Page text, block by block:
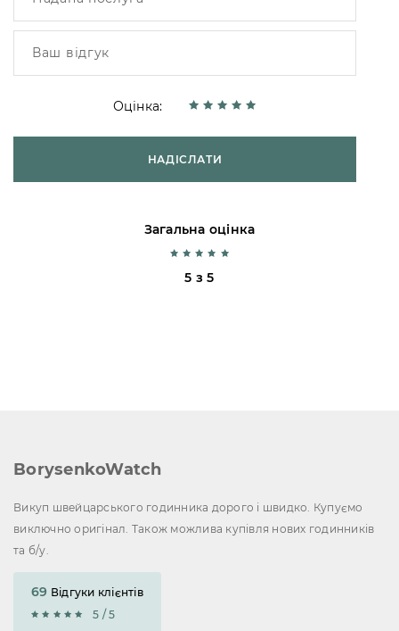
Оцінка:
НАДІСЛАТИ
Загальна оцінка
5 з 5
BorysenkoWatch
Викуп швейцарського годинника дорого і швидко. Купуємо
виключно оригінал. Також можлива купівля нових годинників
та б/у.
69 Відгуки клієнтів
5 / 5